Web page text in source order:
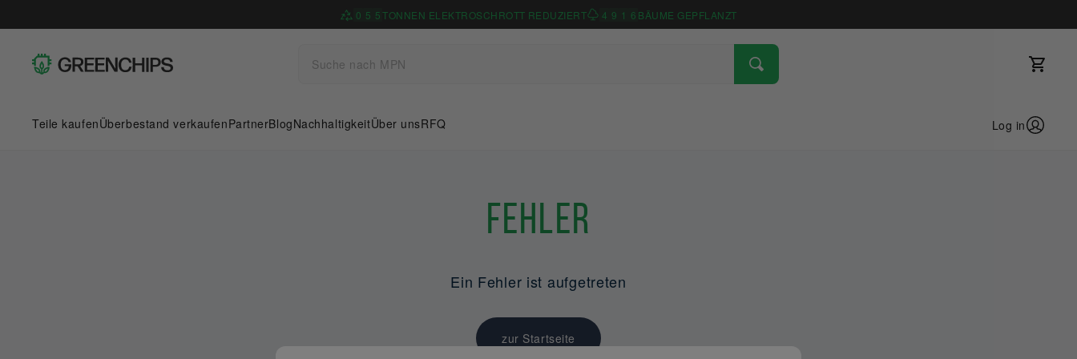
0 5 5 TONNEN ELEKTROSCHROTT REDUZIERT 4 9 1 6 BÄUME GEPFLANZT
Teile kaufenÜberbestand verkaufenPartnerBlogNachhaltigkeitÜber unsRFQ Log in
Fehler
Ein Fehler ist aufgetreten
zur Startseite